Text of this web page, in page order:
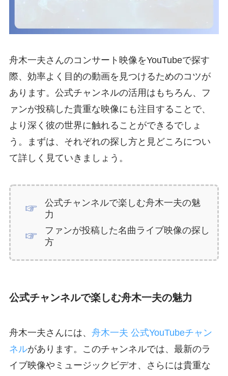
舟木一夫さんのコンサート映像をYouTubeで探す
際、効率よく目的の動画を見つけるためのコツが
あります。公式チャンネルの活用はもちろん、フ
ァンが投稿した貴重な映像にも注目することで、
より深く彼の世界に触れることができるでしょ
う。まずは、それぞれの探し方と見どころについ
て詳しく見ていきましょう。
公式チャンネルで楽しむ舟木一夫の魅
力
ファンが投稿した名曲ライブ映像の探し
方
公式チャンネルで楽しむ舟木一夫の魅力
舟木一夫さんには、 舟木一夫 公式YouTubeチャン
ネルがあります。このチャンネルでは、最新のラ
イブ映像やミュージックビデオ、さらには貴重な